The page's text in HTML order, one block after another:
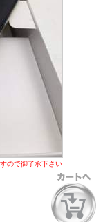
ので御了承下さい